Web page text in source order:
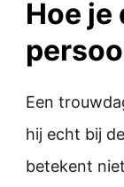
Hoe je
Een
hij echt bij
betekent